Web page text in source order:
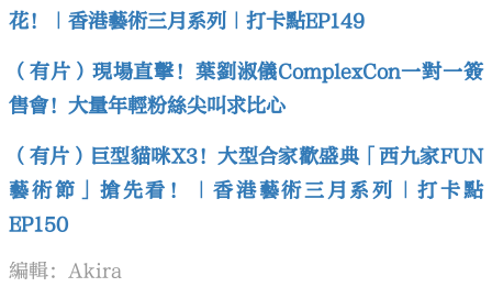
花！｜香港藝術三月系列｜打卡點EP149
（有片）現場直擊！葉劉淑儀ComplexCon一對一簽
售會！大量年輕粉絲尖叫求比心
（有片）巨型貓咪X3！大型合家歡盛典「西九家FUN
藝術節」搶先看！｜香港藝術三月系列｜打卡點
EP150
編輯：Akira